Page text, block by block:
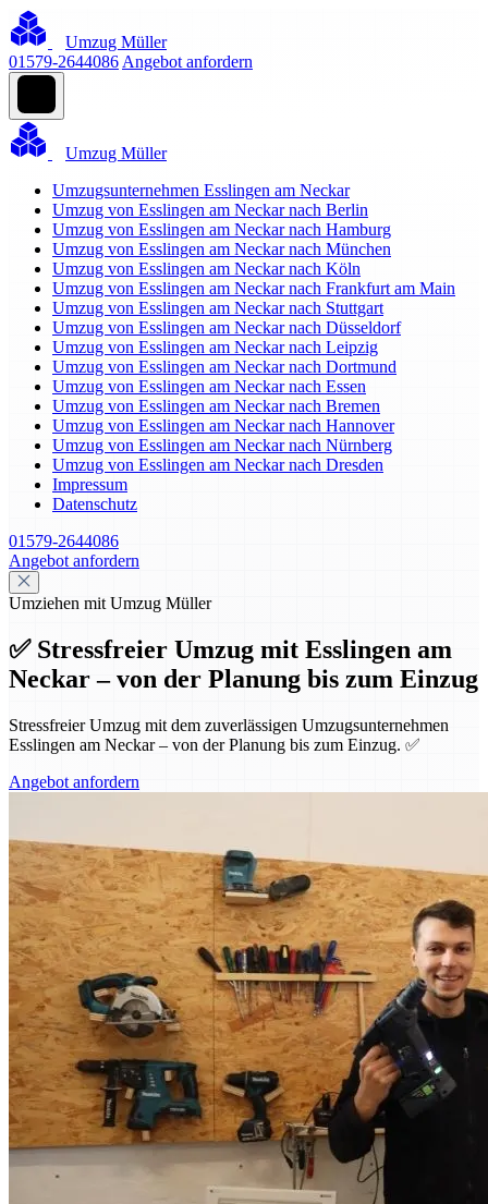
Umzug Müller
01579-2644086 Angebot anfordern
Umzug Müller
Umzugsunternehmen Esslingen am Neckar
Umzug von Esslingen am Neckar nach Berlin
Umzug von Esslingen am Neckar nach Hamburg
Umzug von Esslingen am Neckar nach München
Umzug von Esslingen am Neckar nach Köln
Umzug von Esslingen am Neckar nach Frankfurt am Main
Umzug von Esslingen am Neckar nach Stuttgart
Umzug von Esslingen am Neckar nach Düsseldorf
Umzug von Esslingen am Neckar nach Leipzig
Umzug von Esslingen am Neckar nach Dortmund
Umzug von Esslingen am Neckar nach Essen
Umzug von Esslingen am Neckar nach Bremen
Umzug von Esslingen am Neckar nach Hannover
Umzug von Esslingen am Neckar nach Nürnberg
Umzug von Esslingen am Neckar nach Dresden
Impressum
Datenschutz
01579-2644086
Angebot anfordern
Umziehen mit Umzug Müller
✅ Stressfreier Umzug mit Esslingen am
Neckar – von der Planung bis zum Einzug
Stressfreier Umzug mit dem zuverlässigen Umzugsunternehmen
Esslingen am Neckar – von der Planung bis zum Einzug. ✅
Angebot anfordern